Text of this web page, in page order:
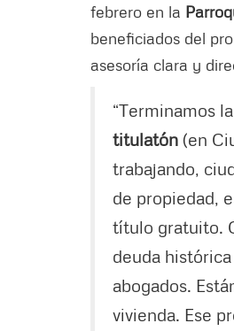
febrero en la
beneficiados del
asesoría clara y
“Terminamos la
titulatón (en
trabajando,
de propiedad,
título gratuito.
deuda
abogados.
vivienda. Ese